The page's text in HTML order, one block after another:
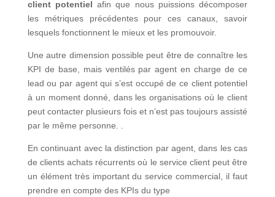
client potentiel afin que nous puissions décomposer
les métriques précédentes pour ces canaux, savoir
lesquels fonctionnent le mieux et les promouvoir.
Une autre dimension possible peut être de connaître les
KPI de base, mais ventilés par agent en charge de ce
lead ou par agent qui s’est occupé de ce client potentiel
à un moment donné, dans les organisations où le client
peut contacter plusieurs fois et n’est pas toujours assisté
par le même personne. .
En continuant avec la distinction par agent, dans les cas
de clients achats récurrents où le service client peut être
un élément très important du service commercial, il faut
prendre en compte des KPIs du type